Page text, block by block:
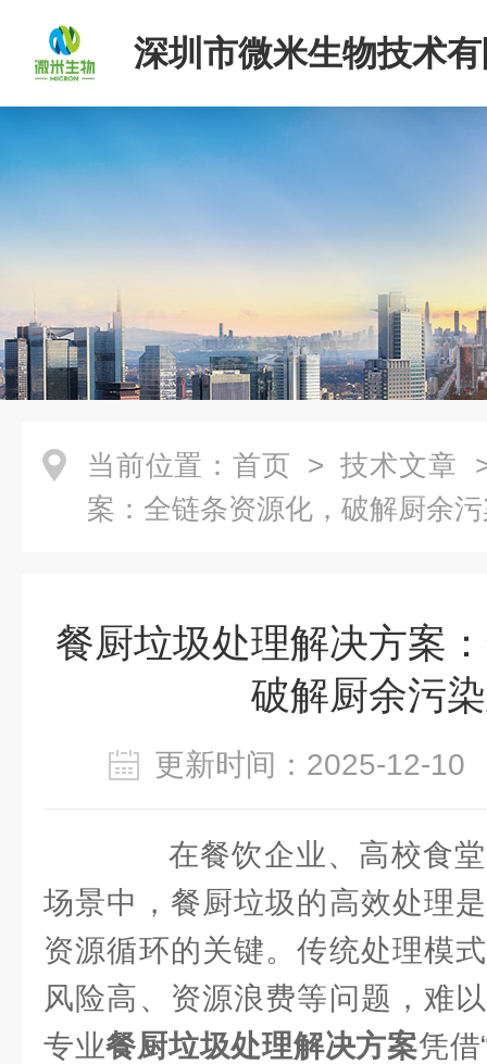
深圳市微米生物技术
当前位置： 首页 > 技术文章
案：全链条资源化，破解厨余
餐厨垃圾处理解决方案
破解厨余污
更新时间：2025-12-
在餐饮企业、高校食堂
场景中，餐厨垃圾的高效处理
资源循环的关键。传统处理模
风险高、资源浪费等问题，难
专业餐厨垃圾处理解决方案凭